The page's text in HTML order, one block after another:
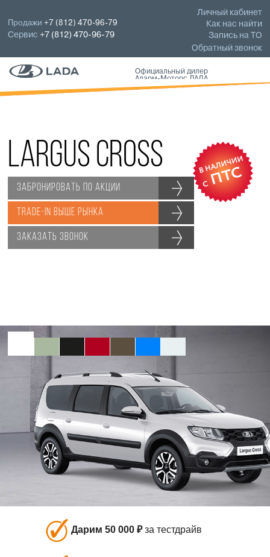
Личный кабинет
Как нас найти
Запись на ТО
Обратный звонок
Продажи+7 (812) 470-96-79
Сервис+7 (812) 470-96-79
Официальный дилер
Аларм-Моторс ЛАДА
Largus Cross
ЗАБРОНИРОВАТЬ ПО АКЦИИ
Trade-in выше рынка
ЗАКАЗАТЬ ЗВОНОК
Дарим 50 000 ₽за тестдрайв